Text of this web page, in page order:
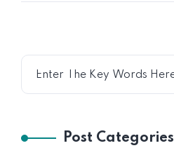
Post Categories